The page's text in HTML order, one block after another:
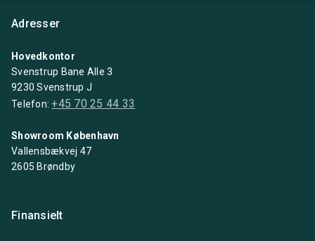
Adresser
Hovedkontor
Svenstrup Bane Alle 3
9230 Svenstrup J
Telefon:+45 70 25 44 33
Showroom København
Vallensbækvej 47
2605 Brøndby
Finansielt